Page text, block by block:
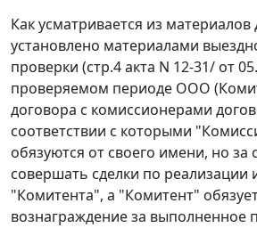
Как усматривается из материалов
установлено материалами
проверки (стр.4 акта N 12-31/ от
проверяемом периоде ООО
договора с комиссионерами
соответствии с которыми
обязуются от своего имени, но за
совершать сделки по реализации
"Комитента", а "Комитент"
вознаграждение за выполненное